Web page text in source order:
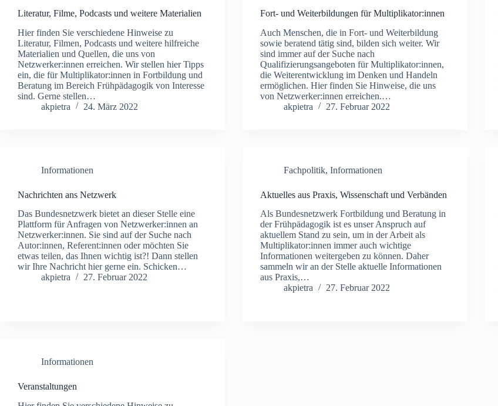
Literatur, Filme, Podcasts und weitere Materialien
Hier finden Sie verschiedene Hinweise zu
Literatur, Filmen, Podcasts und weitere hilfreiche
Materialien und Quellen, die uns von
Netzwerker:innen erreichen. Wir stellen hier Tipps
ein, die für Multiplikator:innen in Fortbildung und
Beratung im Bereich Frühpädagogik von Interesse
sind. Gerne stellen…
akpietra
24. März 2022
Fort- und Weiterbildungen für Multiplikator:innen
Auch Menschen, die in Fort- und Weiterbildung
sowie beratend tätig sind, bilden sich weiter. Wir
sind immer auf der Suche nach
Qualifizierungsangeboten für Multiplikator:innen,
die Weiterentwicklung im Denken und Handeln
ermöglichen. Hier finden Sie Hinweise, die uns
von Netzwerker:innen erreichen.…
akpietra
27. Februar 2022
Informationen
Nachrichten ans Netzwerk
Das Bundesnetzwerk bietet an dieser Stelle eine
Plattform für Anfragen von Netzwerker:innen an
Netzwerker:innen. Sie sind auf der Suche nach
Autor:innen, Referent:innen oder möchten Sie
etwas teilen, das Ihnen wichtig ist?! Dann stellen
wir Ihre Nachricht hier gerne ein. Schicken…
akpietra
27. Februar 2022
Fachpolitik,Informationen
Aktuelles aus Praxis, Wissenschaft und Verbänden
Als Bundesnetzwerk Fortbildung und Beratung in
der Frühpädagogik ist es unser Anspruch auf
aktuellem Stand zu sein, um in der Arbeit als
Multiplikator:innen immer auch wichtige
Informationen weitergeben zu können. Daher
sammeln wir an der Stelle aktuelle Informationen
aus Praxis,…
akpietra
27. Februar 2022
Informationen
Veranstaltungen